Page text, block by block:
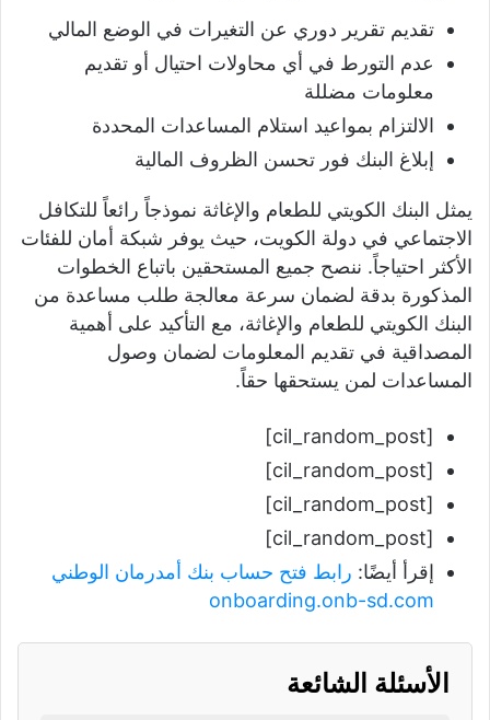
تقديم تقرير دوري عن التغيرات في الوضع المالي
عدم التورط في أي محاولات احتيال أو تقديم
معلومات مضللة
الالتزام بمواعيد استلام المساعدات المحددة
إبلاغ البنك فور تحسن الظروف المالية
يمثل البنك الكويتي للطعام والإغاثة نموذجاً رائعاً للتكافل
الاجتماعي في دولة الكويت، حيث يوفر شبكة أمان للفئات
الأكثر احتياجاً. ننصح جميع المستحقين باتباع الخطوات
المذكورة بدقة لضمان سرعة معالجة طلب مساعدة من
البنك الكويتي للطعام والإغاثة، مع التأكيد على أهمية
المصداقية في تقديم المعلومات لضمان وصول
المساعدات لمن يستحقها حقاً.
[cil_random_post]
[cil_random_post]
[cil_random_post]
[cil_random_post]
إقرأ أيضًا: رابط فتح حساب بنك أمدرمان الوطني
onboarding.onb-sd.com
الأسئلة الشائعة